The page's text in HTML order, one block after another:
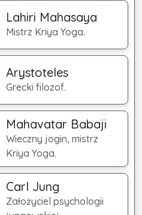
Lahiri Mahasaya
Mistrz Kriya Yoga.
Arystoteles
Grecki filozof.
Mahavatar Babaji
Wieczny jogin, mistrz
Kriya Yoga.
Carl Jung
Założyciel psychologii